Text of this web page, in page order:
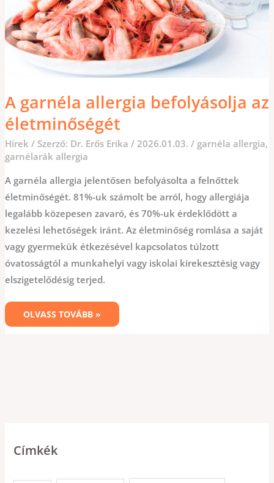
A garnéla allergia befolyásolja az
életminőségét
Hírek / Szerző: Dr. Erős Erika / 2026.01.03. / garnéla allergia,
garnélarák allergia
A garnéla allergia jelentősen befolyásolta a felnőttek
életminőségét. 81%-uk számolt be arról, hogy allergiája
legalább közepesen zavaró, és 70%-uk érdeklődött a
kezelési lehetőségek iránt. Az életminőség romlása a saját
vagy gyermekük étkezésével kapcsolatos túlzott
óvatosságtól a munkahelyi vagy iskolai kirekesztésig vagy
elszigetelődésig terjed.
OLVASS TOVÁBB »
Címkék